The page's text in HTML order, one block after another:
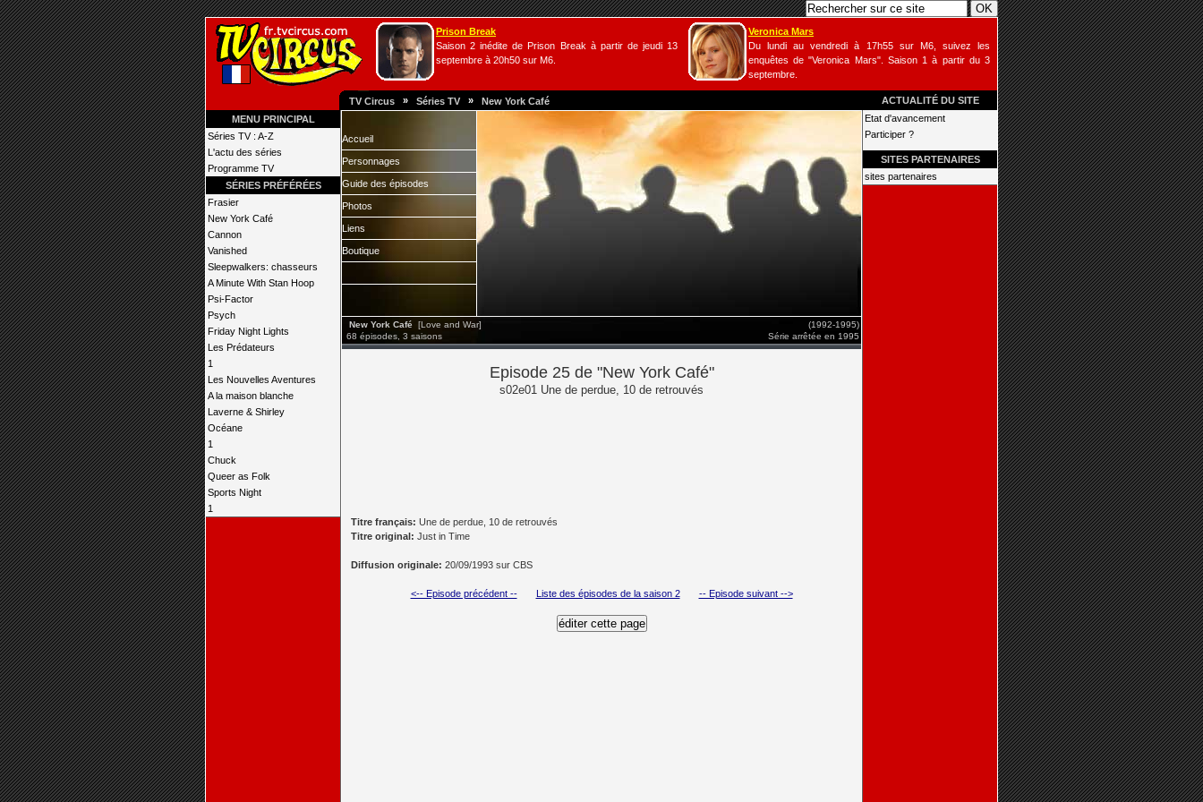
Prison Break
Saison 2 inédite de Prison Break à partir de jeudi 13
septembre à 20h50 sur M6.
Veronica Mars
Du lundi au vendredi à 17h55 sur M6, suivez les
enquêtes de "Veronica Mars". Saison 1 à partir du 3
septembre.
TV Circus » Séries TV » New York Café
ACTUALITÉ DU SITE
MENU PRINCIPAL
Séries TV : A-Z
L'actu des séries
Programme TV
SÉRIES PRÉFÉRÉES
Frasier
New York Café
Cannon
Vanished
Sleepwalkers: chasseurs
A Minute With Stan Hoop
Psi-Factor
Psych
Friday Night Lights
Les Prédateurs
1
Les Nouvelles Aventures
A la maison blanche
Laverne & Shirley
Océane
1
Chuck
Queer as Folk
Sports Night
1
Accueil
Personnages
Guide des épisodes
Photos
Liens
Boutique
New York Café [Love and War]
68 épisodes, 3 saisons
(1992-1995)
Série arrêtée en 1995
Episode 25 de "New York Café"
s02e01 Une de perdue, 10 de retrouvés
Titre français: Une de perdue, 10 de retrouvés
Titre original: Just in Time
Diffusion originale: 20/09/1993 sur CBS
<-- Episode précédent -- Liste des épisodes de la saison 2 -- Episode suivant -->
Etat d'avancement
Participer ?
SITES PARTENAIRES
sites partenaires